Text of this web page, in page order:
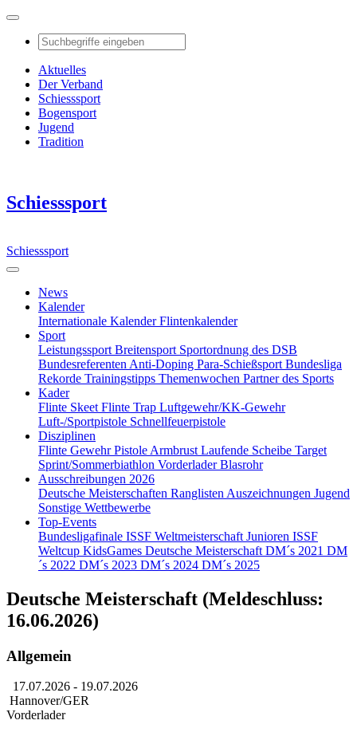
Aktuelles
Der Verband
Schiesssport
Bogensport
Jugend
Tradition
Schiesssport
Schiesssport
News
Kalender
Internationale KalenderFlintenkalender
Sport
Leistungssport Breitensport Sportordnung des DSB
Bundesreferenten Anti-Doping Para-Schießsport Bundesliga
Rekorde Trainingstipps Themenwochen Partner des Sports
Kader
Flinte Skeet Flinte Trap Luftgewehr/KK-Gewehr
Luft-/Sportpistole Schnellfeuerpistole
Disziplinen
Flinte GewehrPistole Armbrust Laufende Scheibe Target
Sprint/Sommerbiathlon VorderladerBlasrohr
Ausschreibungen 2026
Deutsche Meisterschaften Ranglisten Auszeichnungen Jugend
Sonstige Wettbewerbe
Top-Events
Bundesligafinale ISSF Weltmeisterschaft Junioren ISSF
Weltcup KidsGames Deutsche Meisterschaft DM´s 2021 DM
´s 2022 DM´s 2023 DM´s 2024 DM´s 2025
Deutsche Meisterschaft (Meldeschluss:
16.06.2026)
Allgemein
17.07.2026 - 19.07.2026
Hannover/GER
Vorderlader